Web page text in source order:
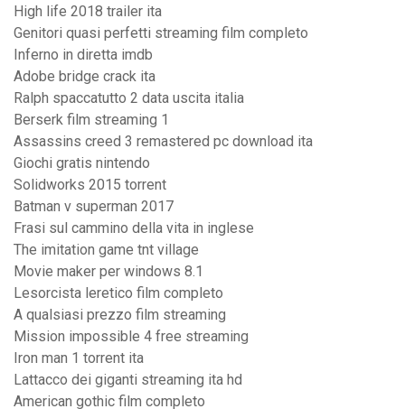
High life 2018 trailer ita
Genitori quasi perfetti streaming film completo
Inferno in diretta imdb
Adobe bridge crack ita
Ralph spaccatutto 2 data uscita italia
Berserk film streaming 1
Assassins creed 3 remastered pc download ita
Giochi gratis nintendo
Solidworks 2015 torrent
Batman v superman 2017
Frasi sul cammino della vita in inglese
The imitation game tnt village
Movie maker per windows 8.1
Lesorcista leretico film completo
A qualsiasi prezzo film streaming
Mission impossible 4 free streaming
Iron man 1 torrent ita
Lattacco dei giganti streaming ita hd
American gothic film completo